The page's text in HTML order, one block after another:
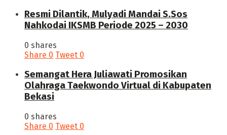
Resmi Dilantik, Mulyadi Mandai S.Sos
Nahkodai IKSMB Periode 2025 – 2030
0 shares
Share 0 Tweet 0
Semangat Hera Juliawati Promosikan
Olahraga Taekwondo Virtual di Kabupaten
Bekasi
0 shares
Share 0 Tweet 0